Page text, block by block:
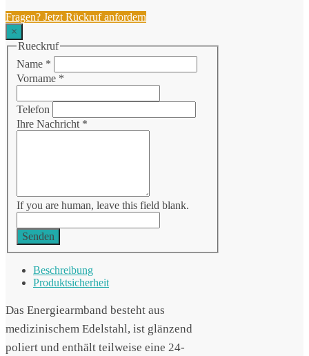
Fragen? Jetzt Rückruf anfordern
×
Rueckruf
Name *
Vorname *
Telefon
Ihre Nachricht *
If you are human, leave this field blank.
Senden
Beschreibung
Produktsicherheit
Das Energiearmband besteht aus
medizinischem Edelstahl, ist glänzend
poliert und enthält teilweise eine 24-